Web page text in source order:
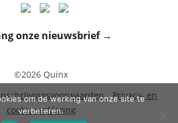
onze nieuwsbrief →
©2026 Quinx
Privacy- en
cookie verklaring
om de werking van onze site te
verbeteren.